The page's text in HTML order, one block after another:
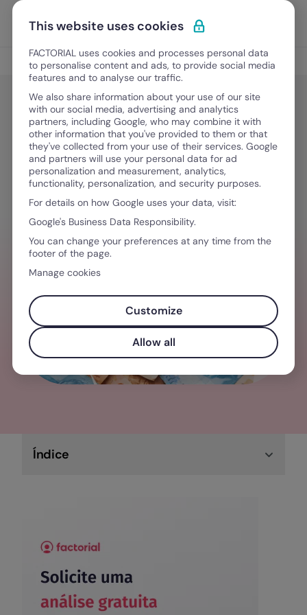
Ir para o conteúdo
Experimente Grátis
Clareza financeira
Clareza financeira
Salário mínimo 2026: o que já
sabemos e por que o tema merece
atenção desde agora
Janeiro 23, 2026·13 minutos de leitura
Índice
This website uses cookies
FACTORIAL uses cookies and processes personal data
to personalise content and ads, to provide social media
features and to analyse our traffic.
We also share information about your use of our site
with our social media, advertising and analytics
partners, including Google, who may combine it with
other information that you've provided to them or that
they've collected from your use of their services. Google
and partners will use your personal data for ad
personalization and measurement, analytics,
functionality, personalization, and security purposes.
For details on how Google uses your data, visit:
Google's Business Data Responsibility.
You can change your preferences at any time from the
footer of the page.
Manage cookies
Customize
Allow all